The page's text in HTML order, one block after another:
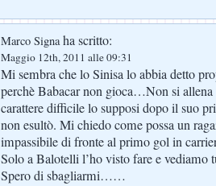
Marco Signaha scritto:
Maggio 12th, 2011 alle 09:31
Mi sembra che lo Sinisa lo abbia detto
perchè Babacar non gioca…Non si allena
carattere difficile lo supposi dopo il suo
non esultò. Mi chiedo come possa un
impassibile di fronte al primo gol in
Solo a Balotelli l’ho visto fare e vediamo
Spero di sbagliarmi……